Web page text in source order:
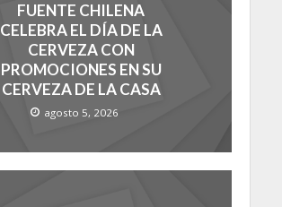
FUENTE CHILENA
CELEBRA EL DÍA DE LA
CERVEZA CON
PROMOCIONES EN SU
CERVEZA DE LA CASA
agosto 5, 2026